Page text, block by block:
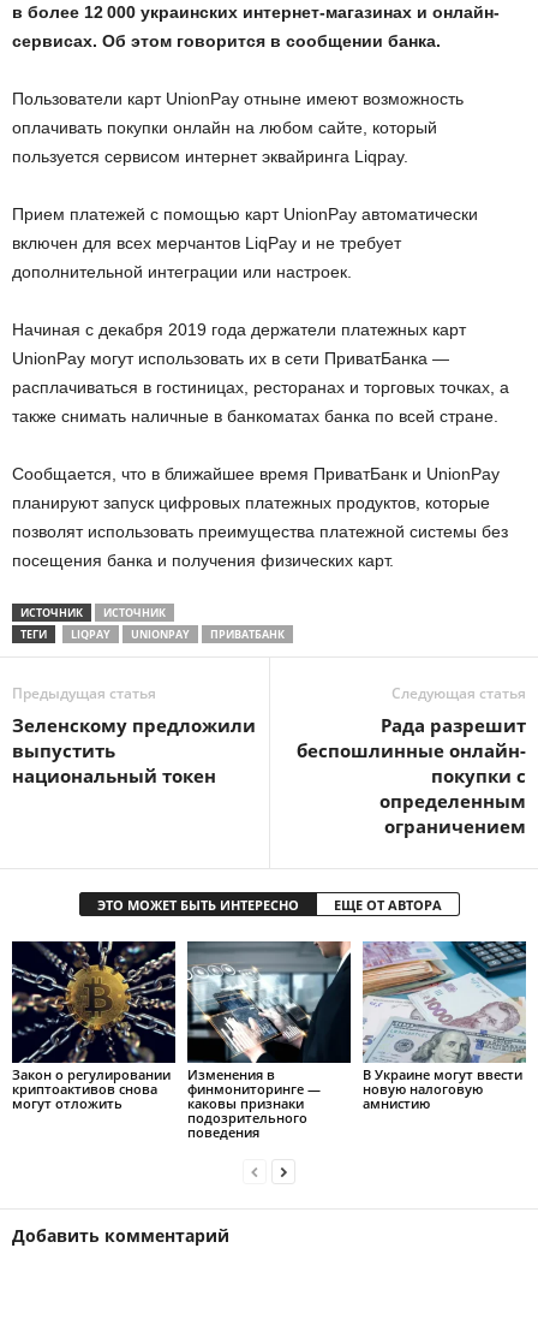
в более 12 000 украинских интернет-магазинах и онлайн-
сервисах. Об этом говорится в сообщении банка.
Пользователи карт UnionPay отныне имеют возможность
оплачивать покупки онлайн на любом сайте, который
пользуется сервисом интернет эквайринга Liqpay.
Прием платежей с помощью карт UnionPay автоматически
включен для всех мерчантов LiqPay и не требует
дополнительной интеграции или настроек.
Начиная с декабря 2019 года держатели платежных карт
UnionPay могут использовать их в сети ПриватБанка —
расплачиваться в гостиницах, ресторанах и торговых точках, а
также снимать наличные в банкоматах банка по всей стране.
Сообщается, что в ближайшее время ПриватБанк и UnionPay
планируют запуск цифровых платежных продуктов, которые
позволят использовать преимущества платежной системы без
посещения банка и получения физических карт.
ИСТОЧНИК
ИСТОЧНИК
ТЕГИ
LIQPAY UNIONPAY ПРИВАТБАНК
Предыдущая статья
Зеленскому предложили
выпустить
национальный токен
Следующая статья
Рада разрешит
беспошлинные онлайн-
покупки с
определенным
ограничением
ЭТО МОЖЕТ БЫТЬ ИНТЕРЕСНО ЕЩЕ ОТ АВТОРА
Закон о регулировании
криптоактивов снова
могут отложить
Изменения в
финмониторинге —
каковы признаки
подозрительного
поведения
В Украине могут ввести
новую налоговую
амнистию
Добавить комментарий